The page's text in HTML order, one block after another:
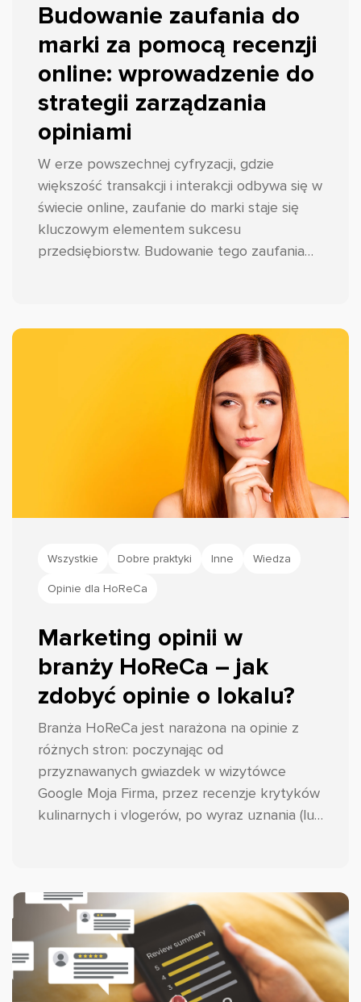
Budowanie zaufania do
marki za pomocą recenzji
online: wprowadzenie do
strategii zarządzania
opiniami
W erze powszechnej cyfryzacji, gdzie
większość transakcji i interakcji odbywa się w
świecie online, zaufanie do marki staje się
kluczowym elementem sukcesu
przedsiębiorstw. Budowanie tego zaufania
Wszystkie Dobre praktyki Inne Wiedza
Opinie dla HoReCa
Marketing opinii w
branży HoReCa – jak
zdobyć opinie o lokalu?
Branża HoReCa jest narażona na opinie z
różnych stron: poczynając od
przyznawanych gwiazdek w wizytówce
Google Moja Firma, przez recenzje krytyków
kulinarnych i vlogerów, po wyraz uznania (lub
ten proces i skutecznie zbierać opinie w
branży HoReCa!